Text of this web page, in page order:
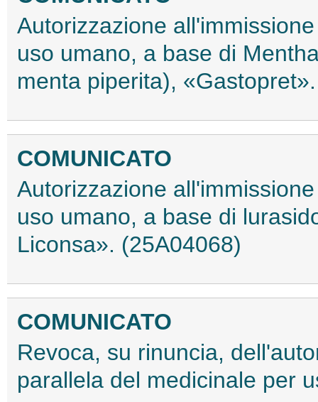
Autorizzazione
uso umano, a base di
menta piperita),
COMUNICATO
Autorizzazione
uso umano, a base di
Liconsa». (25A04068)
COMUNICATO
Revoca, su rinuncia,
parallela del medicinale per